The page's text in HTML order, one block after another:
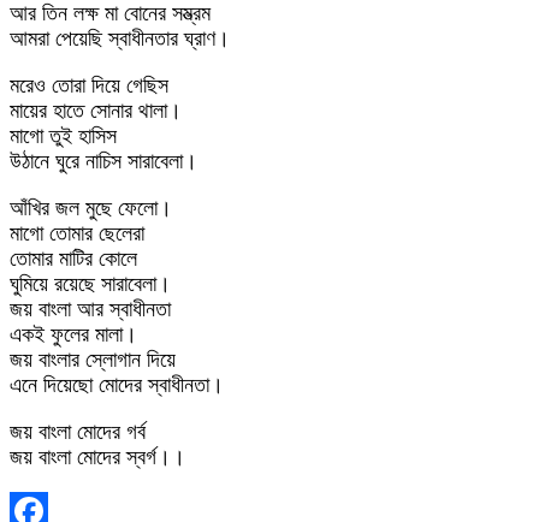
আর তিন লক্ষ মা বোনের সম্ভ্রম
আমরা পেয়েছি স্বাধীনতার ঘ্রাণ।
মরেও তোরা দিয়ে গেছিস
মায়ের হাতে সোনার থালা।
মাগো তুই হাসিস
উঠানে ঘুরে নাচিস সারাবেলা।
আঁখির জল মুছে ফেলো।
মাগো তোমার ছেলেরা
তোমার মাটির কোলে
ঘুমিয়ে রয়েছে সারাবেলা।
জয় বাংলা আর স্বাধীনতা
একই ফুলের মালা।
জয় বাংলার স্লোগান দিয়ে
এনে দিয়েছো মোদের স্বাধীনতা।
জয় বাংলা মোদের গর্ব
জয় বাংলা মোদের স্বর্গ।।